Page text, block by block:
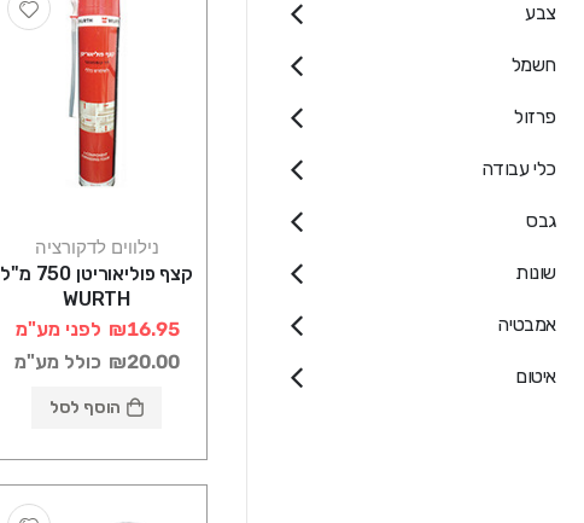
צבע
חשמל
פרזול
כלי עבודה
גבס
שונות
אמבטיה
איטום
נילווים לדקורציה
קצף פוליאוריטן 750 מ"ל
WURTH
₪16.95 לפני מע"מ
₪20.00 כולל מע"מ
הוסף לסל